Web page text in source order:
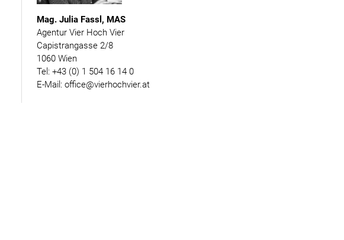
Mag. Julia Fassl, MAS
Agentur Vier Hoch Vier
Capistrangasse 2/8
1060 Wien
Tel: +43 (0) 1 504 16 14 0
E-Mail: office@vierhochvier.at